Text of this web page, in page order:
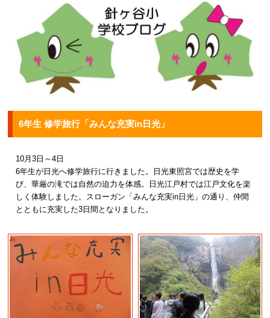
6年生 修学旅行「みんな充実in日光」
10月3日～4日
6年生が日光へ修学旅行に行きました。日光東照宮では歴史を学
び、華厳の滝では自然の迫力を体感。日光江戸村では江戸文化を楽
しく体験しました。スローガン「みんな充実in日光」の通り、仲間
とともに充実した3日間となりました。